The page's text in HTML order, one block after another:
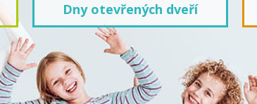
Dny otevřených dveří